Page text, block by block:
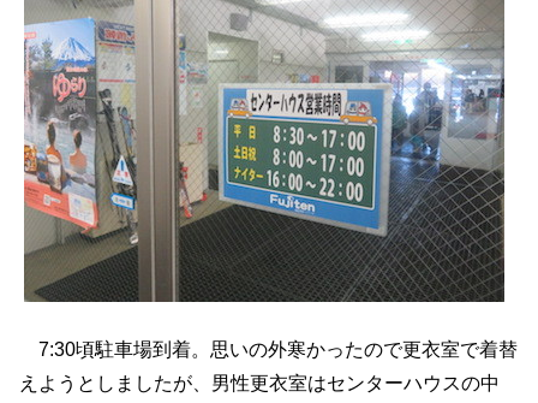
7:30頃駐車場到着。思いの外寒かったので更衣室で着替
えようとしましたが、男性更衣室はセンターハウスの中